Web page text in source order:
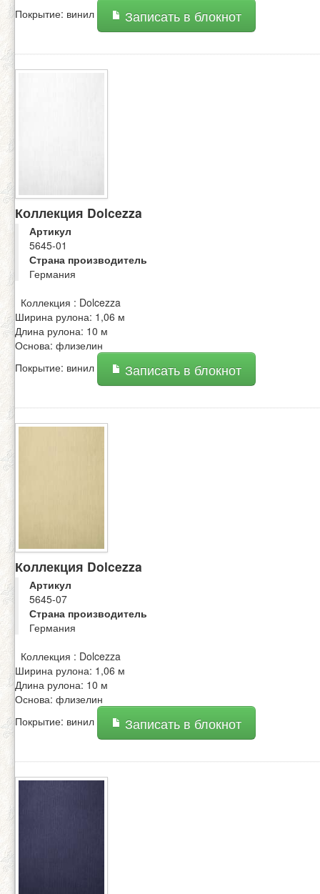
Покрытие: винил
Записать в блокнот
Коллекция Dolcezza
Артикул
5645-01
Страна производитель
Германия
Коллекция : Dolcezza
Ширина рулона: 1,06 м
Длина рулона: 10 м
Основа: флизелин
Покрытие: винил
Записать в блокнот
Коллекция Dolcezza
Артикул
5645-07
Страна производитель
Германия
Коллекция : Dolcezza
Ширина рулона: 1,06 м
Длина рулона: 10 м
Основа: флизелин
Покрытие: винил
Записать в блокнот